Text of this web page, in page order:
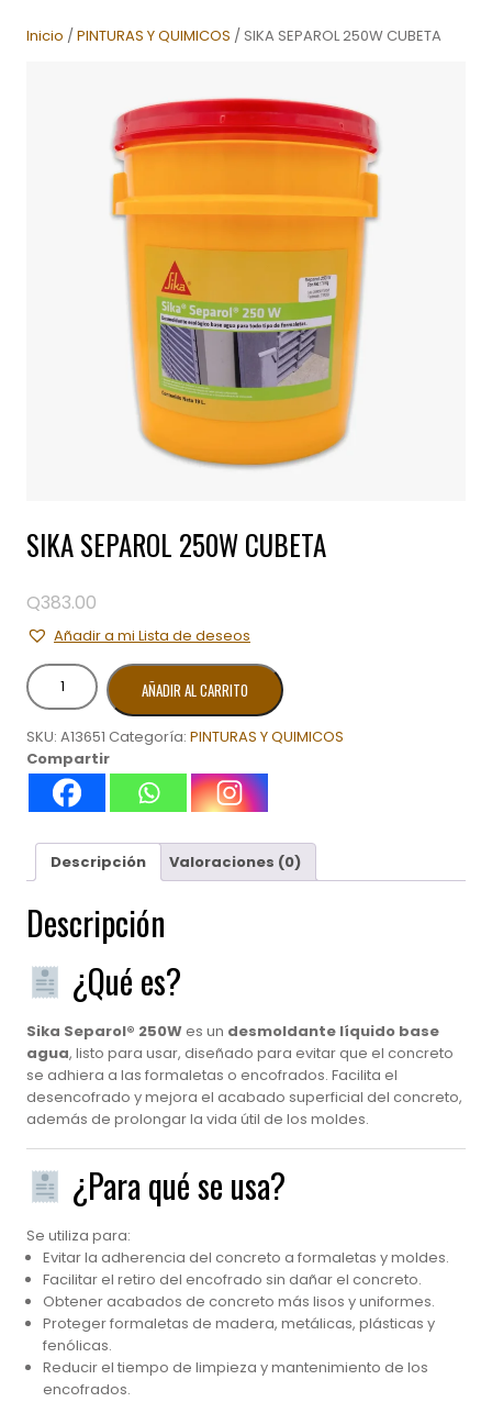
Inicio /PINTURAS Y QUIMICOS / SIKA SEPAROL 250W CUBETA
SIKA SEPAROL 250W CUBETA
Q383.00
Añadir a mi Lista de deseos
SIKA
SEPAROL
CUBETA
cantidad
AÑADIR AL CARRITO
SKU: A13651 Categoría: PINTURAS Y QUIMICOS
Compartir
Descripción Valoraciones (0)
Descripción
¿Qué es?
Sika Separol® 250W es un desmoldante líquido base
agua, listo para usar, diseñado para evitar que el concreto
se adhiera a las formaletas o encofrados. Facilita el
desencofrado y mejora el acabado superficial del concreto,
además de prolongar la vida útil de los moldes.
¿Para qué se usa?
Se utiliza para:
Evitar la adherencia del concreto a formaletas y moldes.
Facilitar el retiro del encofrado sin dañar el concreto.
Obtener acabados de concreto más lisos y uniformes.
Proteger formaletas de madera, metálicas, plásticas y
fenólicas.
Reducir el tiempo de limpieza y mantenimiento de los
encofrados.